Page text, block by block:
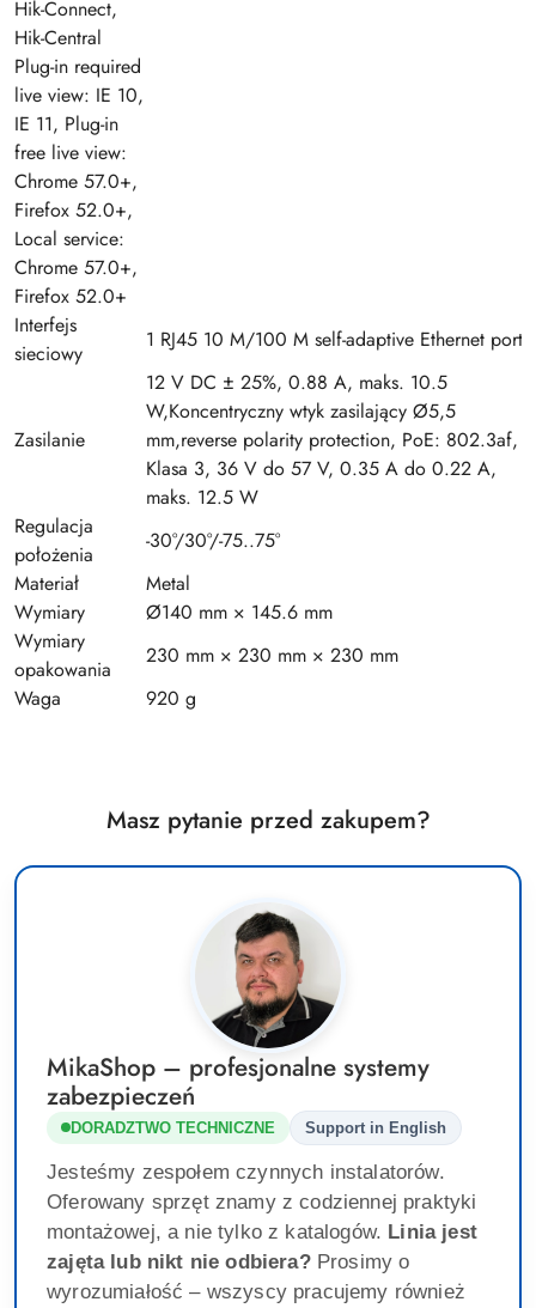
Hik-Connect,
Hik-Central
Plug-in required
live view: IE 10,
IE 11, Plug-in
free live view:
Chrome 57.0+,
Firefox 52.0+,
Local service:
Chrome 57.0+,
Firefox 52.0+
Interfejs
sieciowy
1 RJ45 10 M/100 M self-adaptive Ethernet port
Zasilanie
12 V DC ± 25%, 0.88 A, maks. 10.5
W,Koncentryczny wtyk zasilający Ø5,5
mm,reverse polarity protection, PoE: 802.3af,
Klasa 3, 36 V do 57 V, 0.35 A do 0.22 A,
maks. 12.5 W
Regulacja
położenia
-30°/30°/-75..75°
Materiał
Metal
Wymiary
Ø140 mm × 145.6 mm
Wymiary
opakowania
230 mm × 230 mm × 230 mm
Waga
920 g
Masz pytanie przed zakupem?
MikaShop – profesjonalne systemy
zabezpieczeń
DORADZTWO TECHNICZNE Support in English
Jesteśmy zespołem czynnych instalatorów.
Oferowany sprzęt znamy z codziennej praktyki
montażowej, a nie tylko z katalogów. Linia jest
zajęta lub nikt nie odbiera?Prosimy o
wyrozumiałość – wszyscy pracujemy również